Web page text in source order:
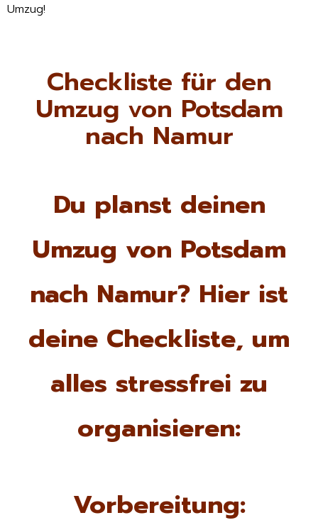
Umzug!
Checkliste für den
Umzug von Potsdam
nach Namur
Du planst deinen
Umzug von Potsdam
nach Namur? Hier ist
deine Checkliste, um
alles stressfrei zu
organisieren:
Vorbereitung: